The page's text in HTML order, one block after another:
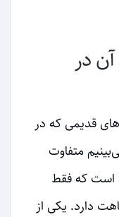
در
قدیمی که در
متفاوت
است که فقط
دارد. یکی از